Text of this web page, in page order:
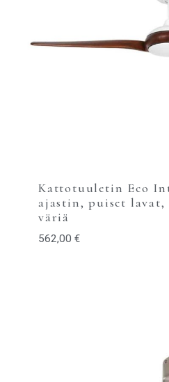
Kattotuuletin Eco
ajastin, puiset
väriä
562,00 €